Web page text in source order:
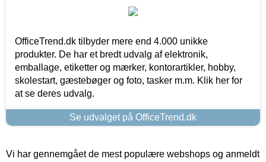
OfficeTrend.dk tilbyder mere end 4.000 unikke
produkter. De har et bredt udvalg af elektronik,
emballage, etiketter og mærker, kontorartikler, hobby,
skolestart, gæstebøger og foto, tasker m.m. Klik her for
at se deres udvalg.
Se udvalget på OfficeTrend.dk
Vi har gennemgået de mest populære webshops og anmeldt